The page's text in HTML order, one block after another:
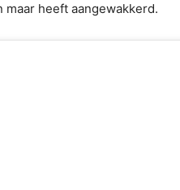
heeft aangewakkerd.